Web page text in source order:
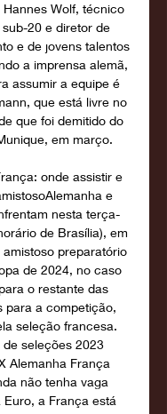
Wolf, técnico
20 e diretor de
e de jovens talentos
a imprensa alemã,
assumir a equipe é
que está livre no
que foi demitido do
em março.
onde assistir e
e
nesta terça-
de Brasília), em
preparatório
de 2024, no caso
o restante das
para a competição,
seleção francesa.
de seleções 2023
Alemanha França
não tenha vaga
a França está